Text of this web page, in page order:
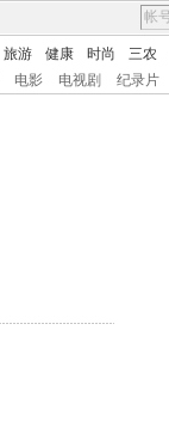
旅游 健康 时尚 三农
电影 电视剧 纪录片